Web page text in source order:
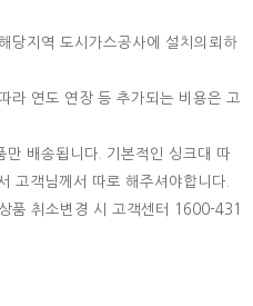
당지역 도시가스공사에 설치의뢰하
라 연도 연장 등 추가되는 비용은 고
만 배송됩니다. 기본적인 싱크대 따
고객님께서 따로 해주셔야합니다.
품 취소변경 시 고객센터 1600-431